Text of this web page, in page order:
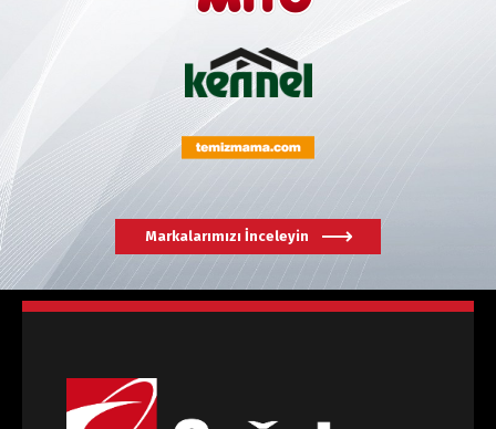
Markalarımızı İnceleyin